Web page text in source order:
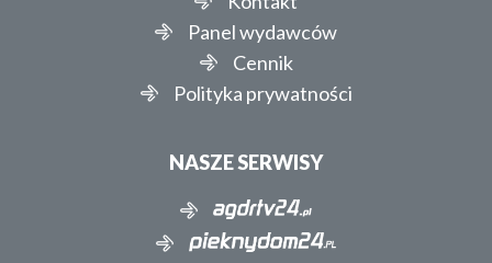
Panel wydawców
Cennik
Polityka prywatności
NASZE SERWISY